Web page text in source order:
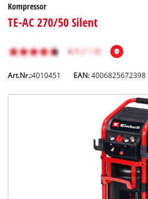
Kompressor
TE-AC 270/50 Silent
Art.Nr.:4010451 EAN:4006825672398